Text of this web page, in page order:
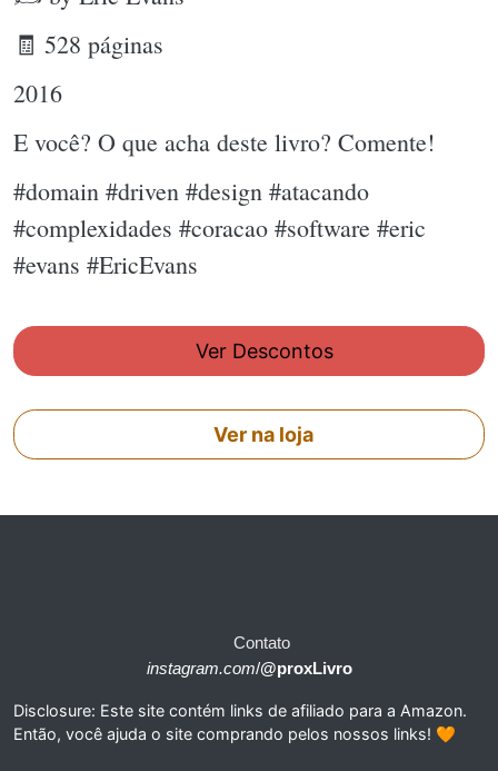
🧾 528 páginas
2016
E você? O que acha deste livro? Comente!
#domain #driven #design #atacando
#complexidades #coracao #software #eric
#evans #EricEvans
Ver Descontos
Ver na loja
Contato
instagram.com/@proxLivro
Disclosure: Este site contém links de afiliado para a Amazon.
Então, você ajuda o site comprando pelos nossos links! 🧡